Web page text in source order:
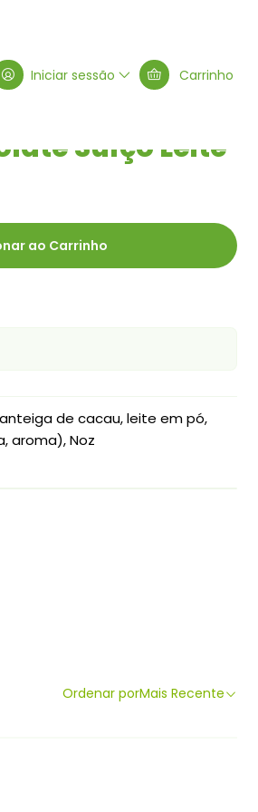
Iniciar sessão Carrinho
Suíço Leite
ao Carrinho
de cacau, leite em pó,
aroma), Noz
Ordenar porMais Recente